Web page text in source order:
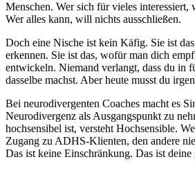
Menschen. Wer sich für vieles interessiert,
Wer alles kann, will nichts ausschließen.
Doch eine Nische ist kein Käfig. Sie ist
erkennen. Sie ist das, wofür man dich
entwickeln. Niemand verlangt, dass du in
dasselbe machst. Aber heute musst du
Bei neurodivergenten Coaches macht es
Neurodivergenz als Ausgangspunkt zu
hochsensibel ist, versteht Hochsensible.
Zugang zu ADHS-Klienten, den andere
Das ist keine Einschränkung. Das ist deine